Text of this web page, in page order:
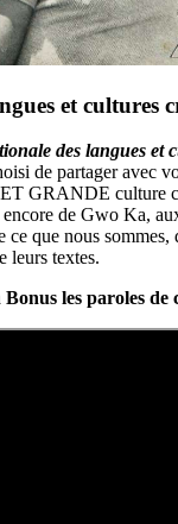
et cultures
des langues et
de partager avec
GRANDE culture
encore de Gwo Ka,
que nous sommes,
leurs textes.
les paroles de